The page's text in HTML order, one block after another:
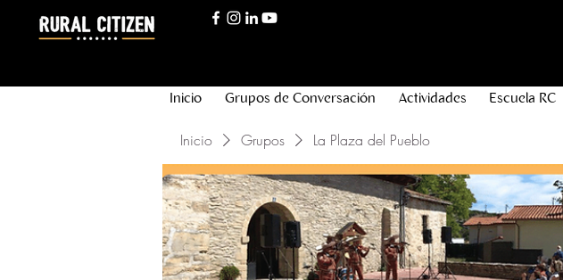
Inicio Grupos de Conversación Actividades Escuela RC
Inicio Grupos La Plaza del Pueblo